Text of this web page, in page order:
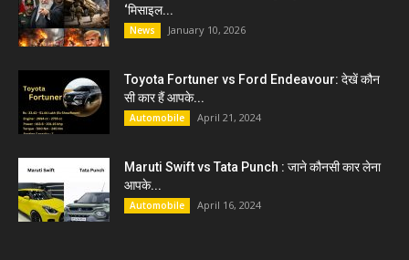
‘मिसाइल...
News January 10, 2026
Toyota Fortuner vs Ford Endeavour: देखें कौन
सी कार हैं आपके...
Automobile April 21, 2024
Maruti Swift vs Tata Punch : जाने कौनसी कार लेना
आपके...
Automobile April 16, 2024